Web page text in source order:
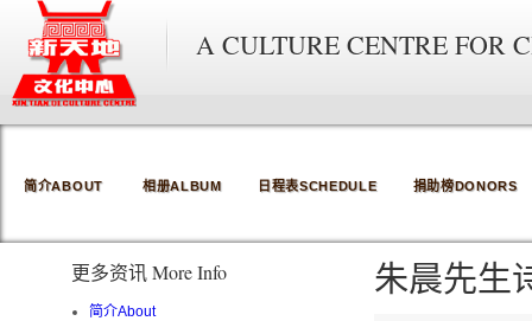
A CULTURE CENTRE FOR
简介ABOUT 相册ALBUM 日程表SCHEDULE 捐助榜DONORS
更多资讯 More Info
简介About
朱晨先生